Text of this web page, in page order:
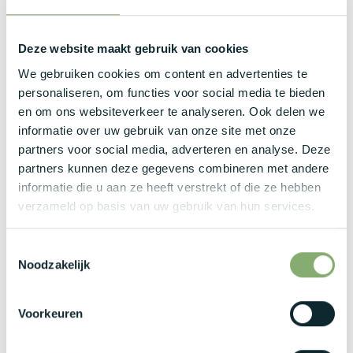
Deze website maakt gebruik van cookies
We gebruiken cookies om content en advertenties te
personaliseren, om functies voor social media te bieden
en om ons websiteverkeer te analyseren. Ook delen we
informatie over uw gebruik van onze site met onze
partners voor social media, adverteren en analyse. Deze
partners kunnen deze gegevens combineren met andere
informatie die u aan ze heeft verstrekt of die ze hebben
verzameld op basis van uw gebruik van hun services.
Noodzakelijk
Voorkeuren
gesprekken, het opstellen van offertes en het
Een grote mate van zelfstandigheid, discipline en
verantwoordelijkheidsgevoel zijn vereist om projecten
zelfstandig te leiden en professioneel op te treden bij
eventuele operationele uitdagingen.
Wat bieden wij jou?
Brutosalaris:€3.000 -€5.000bruto per maand,
afhankelijk van de opgebouwde ervaring.
Bedrijfswagen met laadkaart is standaard inbegrepen
in het loonpakket, inclusief een geldig rijbewijs B voor de
noodzakelijke klantbezoeken.
verzekeringen maken deel uit van de secundaire